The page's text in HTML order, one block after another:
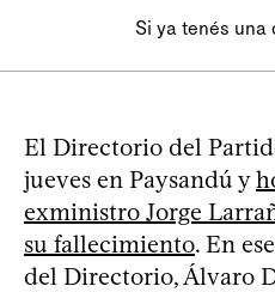
Si ya tenés una
El Directorio del
jueves en Paysandú y
exministro Jorge
su fallecimiento. En
del Directorio, Álvaro